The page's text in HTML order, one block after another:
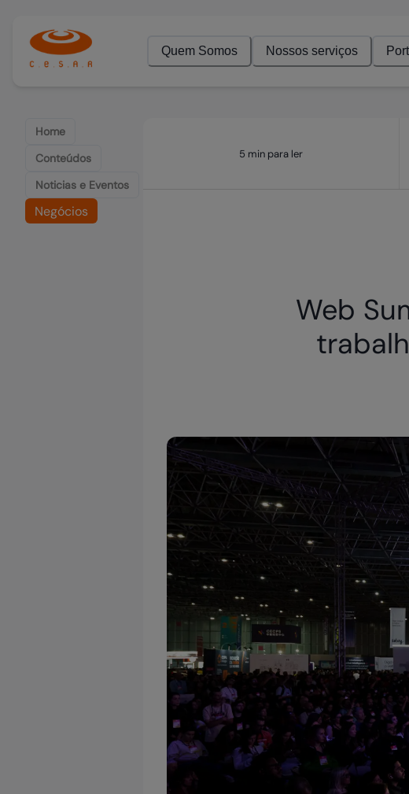
Quem Somos Nossos serviços
Home
Conteúdos
Noticias e Eventos
Negócios
5 min para ler
Web